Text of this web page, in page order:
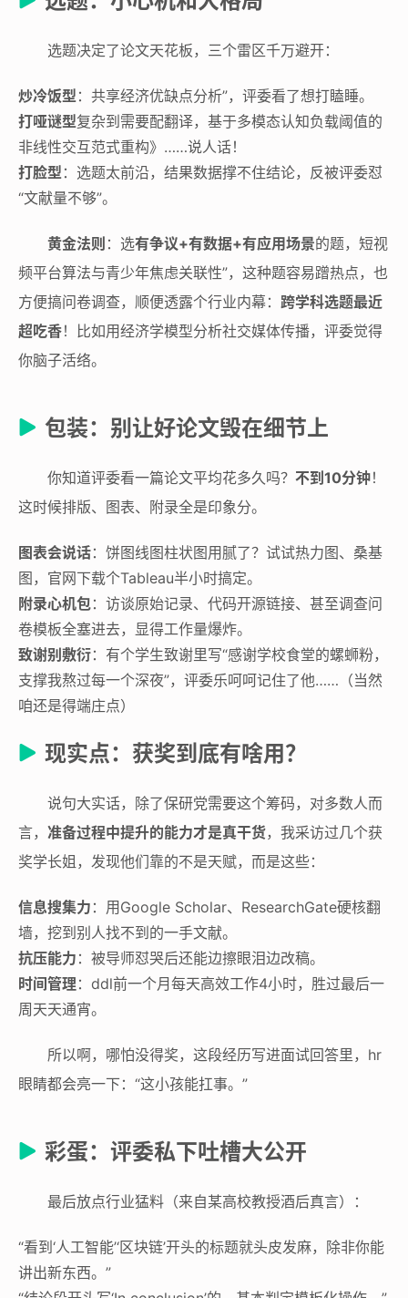
选题决定了论文天花板，三个雷区千万避开：
炒冷饭型 ：共享经济优缺点分析”，评委看了想打瞌睡。
打哑谜型复杂到需要配翻译，基于多模态认知负载阈值的
非线性交互范式重构》……说人话！
打脸型 ：选题太前沿，结果数据撑不住结论，反被评委怼
“文献量不够”。
黄金法则 ：选有争议+有数据+有应用场景的题，短视
频平台算法与青少年焦虑关联性”，这种题容易蹭热点，也
方便搞问卷调查，顺便透露个行业内幕： 跨学科选题最近
超吃香！比如用经济学模型分析社交媒体传播，评委觉得
你脑子活络。
包装：别让好论文毁在细节上
你知道评委看一篇论文平均花多久吗？ 不到10分钟！
这时候排版、图表、附录全是印象分。
图表会说话：饼图线图柱状图用腻了？试试热力图、桑基
图，官网下载个Tableau半小时搞定。
附录心机包：访谈原始记录、代码开源链接、甚至调查问
卷模板全塞进去，显得工作量爆炸。
致谢别敷衍：有个学生致谢里写“感谢学校食堂的螺蛳粉，
支撑我熬过每一个深夜”，评委乐呵呵记住了他……（当然
咱还是得端庄点）
现实点：获奖到底有啥用？
说句大实话，除了保研党需要这个筹码，对多数人而
言， 准备过程中提升的能力才是真干货，我采访过几个获
奖学长姐，发现他们靠的不是天赋，而是这些：
信息搜集力 ：用Google Scholar、ResearchGate硬核翻
墙，挖到别人找不到的一手文献。
抗压能力 ：被导师怼哭后还能边擦眼泪边改稿。
时间管理 ：ddl前一个月每天高效工作4小时，胜过最后一
周天天通宵。
所以啊，哪怕没得奖，这段经历写进面试回答里，hr
眼睛都会亮一下：“这小孩能扛事。”
彩蛋：评委私下吐槽大公开
最后放点行业猛料（来自某高校教授酒后真言）：
“看到‘人工智能’‘区块链’开头的标题就头皮发麻，除非你能
讲出新东西。”